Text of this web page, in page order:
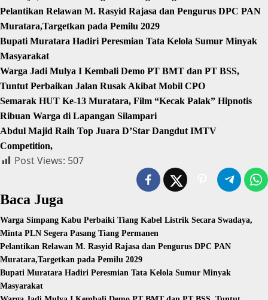
Pelantikan Relawan M. Rasyid Rajasa dan Pengurus DPC PAN
Muratara,Targetkan pada Pemilu 2029
Bupati Muratara Hadiri Peresmian Tata Kelola Sumur Minyak
Masyarakat
Warga Jadi Mulya I Kembali Demo PT BMT dan PT BSS,
Tuntut Perbaikan Jalan Rusak Akibat Mobil CPO
Semarak HUT Ke-13 Muratara, Film “Kecak Palak” Hipnotis
Ribuan Warga di Lapangan Silampari
Abdul Majid Raih Top Juara D’Star Dangdut IMTV
Competition,
Post Views: 507
Baca Juga
Warga Simpang Kabu Perbaiki Tiang Kabel Listrik Secara Swadaya,
Minta PLN Segera Pasang Tiang Permanen
Pelantikan Relawan M. Rasyid Rajasa dan Pengurus DPC PAN
Muratara,Targetkan pada Pemilu 2029
Bupati Muratara Hadiri Peresmian Tata Kelola Sumur Minyak
Masyarakat